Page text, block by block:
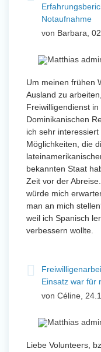
Notaufnahme
von Barbara,
Um meinen frühen
Ausland zu
Freiwilligendienst
Dominikanischen
ich sehr
Möglichkeiten, die
bekannten Staat
Zeit vor der
würde mich
man an mich
weil ich Spanisch
verbessern wollte.
Einsatz war für
von Céline,
Liebe Volunteers,